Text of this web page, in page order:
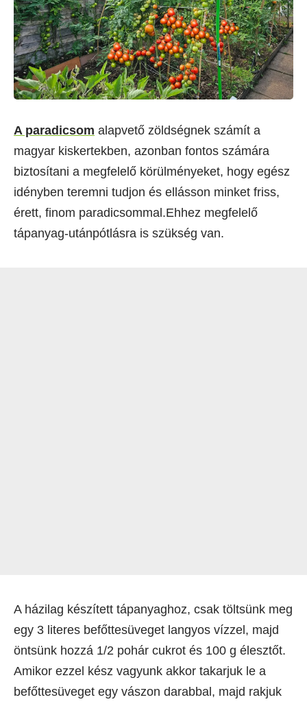
A paradicsom alapvető zöldségnek számít a
magyar kiskertekben, azonban fontos számára
biztosítani a megfelelő körülményeket, hogy egész
idényben teremni tudjon és ellásson minket friss,
érett, finom paradicsommal.Ehhez megfelelő
tápanyag-utánpótlásra is szükség van.
A házilag készített tápanyaghoz, csak töltsünk meg
egy 3 literes befőttesüveget langyos vízzel, majd
öntsünk hozzá 1/2 pohár cukrot és 100 g élesztőt.
Amikor ezzel kész vagyunk akkor takarjuk le a
befőttesüveget egy vászon darabbal, majd rakjuk